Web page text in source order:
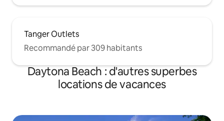
Tanger Outlets
Recommandé par 309 habitants
Daytona Beach : d'autres superbes
locations de vacances